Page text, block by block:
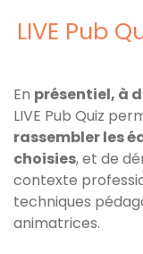
LIVE Pub
En présentiel, à
LIVE Pub Quiz
rassembler les
choisies, et de
contexte
techniques
animatrices.